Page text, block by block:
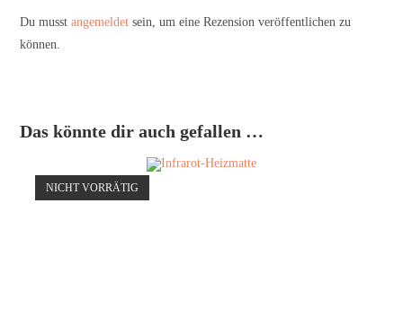
Du musstangemeldet sein, um eine Rezension veröffentlichen zu
können.
Das könnte dir auch gefallen …
NICHT VORRÄTIG